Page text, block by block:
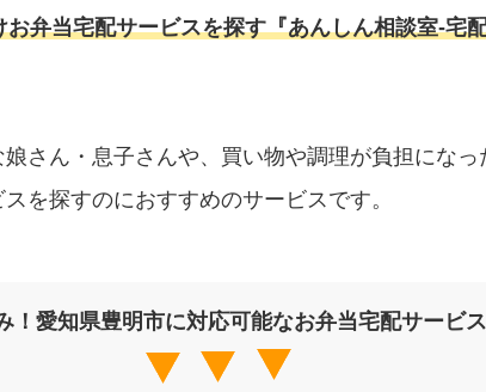
お弁当宅配サービスを探す『あんしん相談室‐宅
さん・息子さんや、買い物や調理が負担になっ
を探すのにおすすめのサービスです。
！愛知県豊明市に対応可能なお弁当宅配サービ